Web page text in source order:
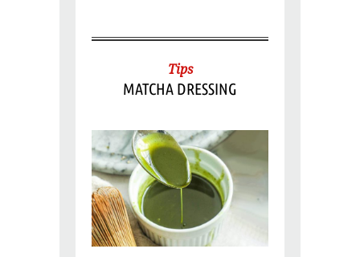
Tips
MATCHA DRESSING